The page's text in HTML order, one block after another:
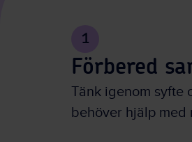
1
Förbered
Tänk igenom syfte
behöver hjälp med